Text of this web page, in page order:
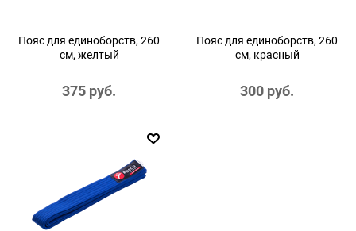
Пояс для единоборств, 260
см, желтый
375 руб.
Пояс для единоборств, 260
см, красный
300 руб.